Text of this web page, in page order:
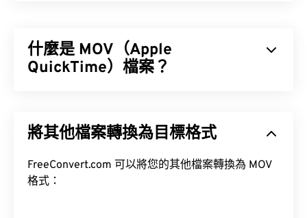
什麼是 MOV（Apple
QuickTime）檔案？
件。它以方便用戶將多媒體檔案保存到設備上而聞
將其他檔案轉換為目標格式
FreeConvert.com 可以將您的其他檔案轉換為 MOV
格式：